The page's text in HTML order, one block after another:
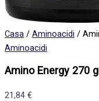
Casa / Aminoacidi /
Aminoacidi
Amino Energy 270
21,84 €